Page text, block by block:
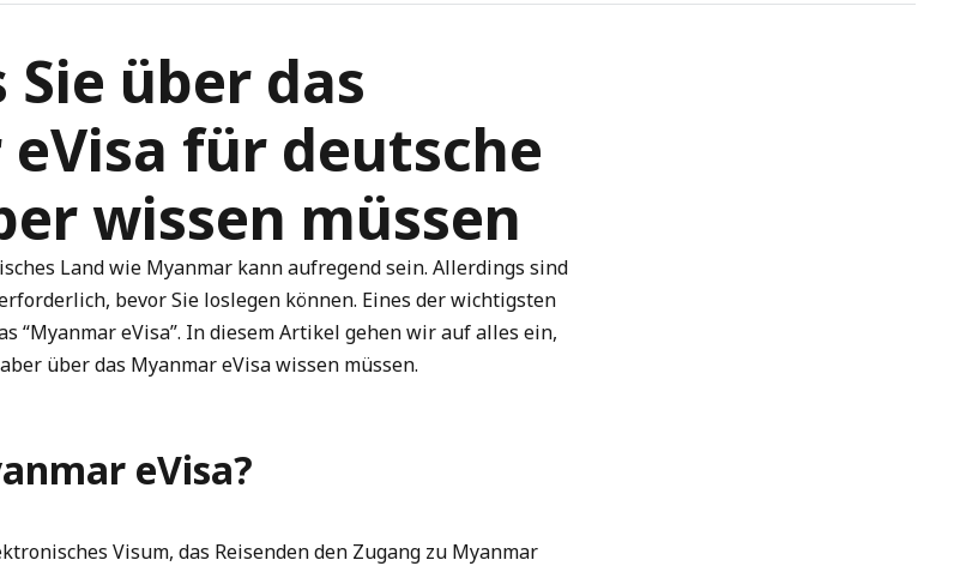
über das
für deutsche
wissen müssen
Land wie Myanmar kann aufregend sein. Allerdings sind
bevor Sie loslegen können. Eines der wichtigsten
“Myanmar eVisa”. In diesem Artikel gehen wir auf alles ein,
über das Myanmar eVisa wissen müssen.
eVisa?
Visum, das Reisenden den Zugang zu Myanmar